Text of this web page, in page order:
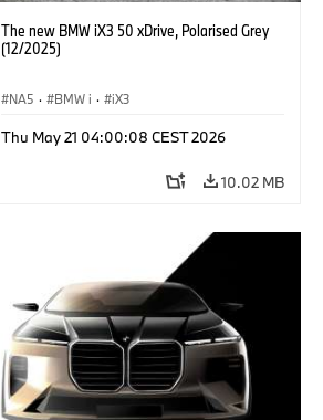
The new BMW iX3 50 xDrive, Polarised Grey
(12/2025)
NA5 · BMW i · iX3
Thu May 21 04:00:08 CEST 2026
10.02 MB